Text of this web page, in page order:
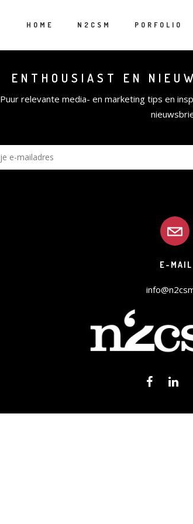
HOME N2CSM PORFOLIO
ENTHOUSIAST EN
Puur relevante media- en marketing tips en
E-MAIL